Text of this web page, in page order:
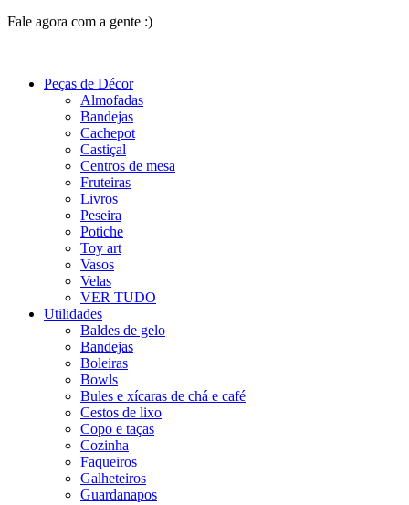
Fale agora com a gente :)
Peças de Décor
Almofadas
Bandejas
Cachepot
Castiçal
Centros de mesa
Fruteiras
Livros
Peseira
Potiche
Toy art
Vasos
Velas
VER TUDO
Utilidades
Baldes de gelo
Bandejas
Boleiras
Bowls
Bules e xícaras de chá e café
Cestos de lixo
Copo e taças
Cozinha
Faqueiros
Galheteiros
Guardanapos